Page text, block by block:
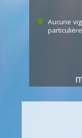
Aucune
particulière